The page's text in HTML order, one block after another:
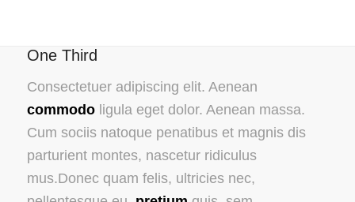
One Third
Consectetuer adipiscing elit. Aenean
commodoligula eget dolor. Aenean massa.
Cum sociis natoque penatibus et magnis dis
parturient montes, nascetur ridiculus
mus.Donec quam felis, ultricies nec,